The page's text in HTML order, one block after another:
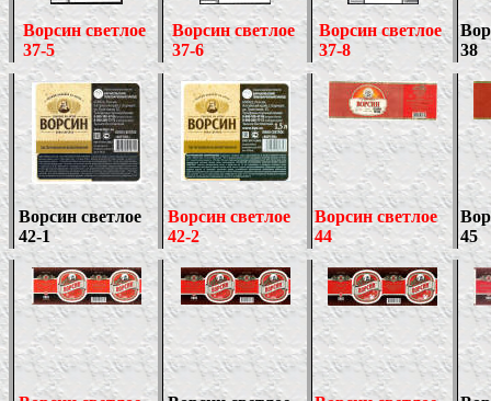
Ворсин светлое
37-5
Ворсин светлое
37-6
Ворсин светлое
37-8
38
Ворсин светлое
42-1
Ворсин светлое
42-2
Ворсин светлое
44
45